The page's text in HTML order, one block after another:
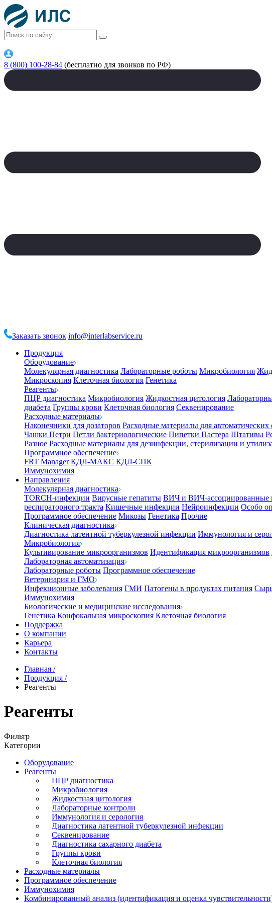
8 (800) 100-28-84 (бесплатно для звонков по РФ)
Заказать звонок info@interlabservice.ru
Продукция
Оборудование
Молекулярная диагностика Лабораторные роботы Микробиология
Микроскопия Клеточная биология Генетика
Реагенты
ПЦР диагностика Микробиология Жидкостная цитология
диабета Группы крови Клеточная биология Секвенирование
Расходные материалы
Наконечники для дозаторов Расходные материалы для автоматических
Чашки Петри Петли бактериологические Пипетки Пастера Штативы
Разное Расходные материалы для дезинфекции, стерилизации и
Программное обеспечение
FRT Manager КДЛ-МАКС КДЛ-СПК
Иммунохимия
Направления
Молекулярная диагностика
TORCH-инфекции Вирусные гепатиты ВИЧ и ВИЧ-ассоциированные
респираторного тракта Кишечные инфекции Нейроинфекции Особо
Программное обеспечение Микозы Генетика Прочие
Клиническая диагностика
Диагностика латентной туберкулезной инфекции Иммунология и
Микробиология
Культивирование микроорганизмов Идентификация микроорганизмов
Лабораторная автоматизация
Лабораторные роботы Программное обеспечение
Ветеринария и ГМО
Инфекционные заболевания ГМИ Патогены в продуктах питания
Иммунохимия
Биологические и медицинские исследования
Генетика Конфокальная микроскопия Клеточная биология
Поддержка
О компании
Карьера
Контакты
Главная /
Продукция /
Реагенты
Реагенты
Фильтр
Категории
Оборудование
Реагенты
ПЦР диагностика
Микробиология
Жидкостная цитология
Лабораторные контроли
Иммунология и серология
Диагностика латентной туберкулезной инфекции
Секвенирование
Диагностика сахарного диабета
Группы крови
Клеточная биология
Расходные материалы
Программное обеспечение
Иммунохимия
Комбинированный анализ (идентификация и оценка